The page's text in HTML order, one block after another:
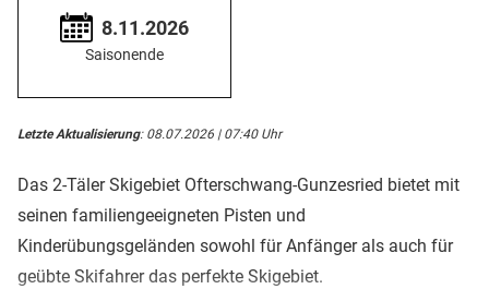
8.11.2026
Saisonende
Letzte Aktualisierung: 08.07.2026 | 07:40 Uhr
Das 2-Täler Skigebiet Ofterschwang-Gunzesried bietet mit
seinen familiengeeigneten Pisten und
Kinderübungsgeländen sowohl für Anfänger als auch für
geübte Skifahrer das perfekte Skigebiet.